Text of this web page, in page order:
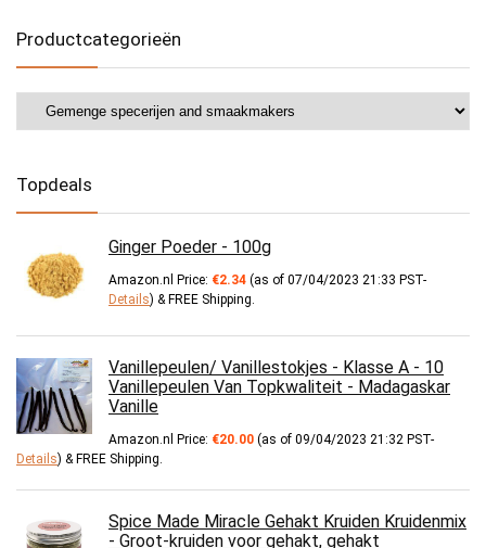
Productcategorieën
Topdeals
Ginger Poeder - 100g
Amazon.nl Price: €2.34 (as of 07/04/2023 21:33 PST-
Details) & FREE Shipping.
Vanillepeulen/ Vanillestokjes - Klasse A - 10
Vanillepeulen Van Topkwaliteit - Madagaskar
Vanille
Amazon.nl Price: €20.00 (as of 09/04/2023 21:32 PST-
Details) & FREE Shipping.
Spice Made Miracle Gehakt Kruiden Kruidenmix
- Groot-kruiden voor gehakt, gehakt